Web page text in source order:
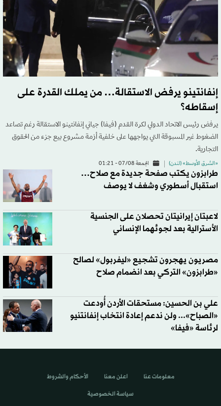
إنفانتينو يرفض الاستقالة… من يملك القدرة على
إسقاطه؟
يرفض رئيس الاتحاد الدولي لكرة القدم (فيفا) جياني إنفانتينو الاستقالة رغم تصاعد
الضغوط غير المسبوقة التي يواجهها على خلفية أزمة مشروع بيع جزء من الحقوق
التجارية.
«الشرق الأوسط» (لندن) الجمعة 07/08 - 01:21
طرابزون يكتب صفحة جديدة مع صلاح…
استقبال أسطوري وشغف لا يوصف
لاعبتان إيرانيتان تحصلان على الجنسية
الأسترالية بعد لجوئهما الإنساني
مصريون يهجرون تشجيع «ليفربول» لصالح
«طرابزون» التركي بعد انضمام صلاح
علي بن الحسين: مستحقات الأردن أُودعت
«الصباح»... ولن ندعم إعادة انتخاب إنفانتنيو
لرئاسة «فيفا»
معلومات عنا اعلن معنا الأحكام والشروط
سياسة الخصوصية